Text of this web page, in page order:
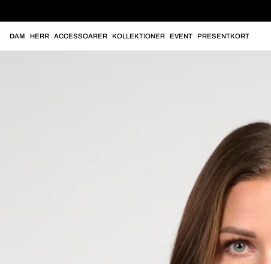
DAM HERR ACCESSOARER KOLLEKTIONER EVENT PRESENTKORT